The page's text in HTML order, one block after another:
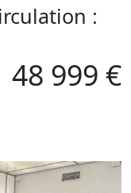
:
48 999 €